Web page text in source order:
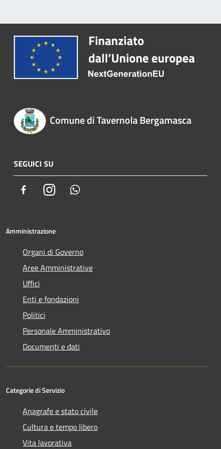
Comune di Tavernola Bergamasca
SEGUICI SU
FacebookInstagram
Amministrazione
Organi di Governo
Aree Amministrative
Uffici
Enti e fondazioni
Politici
Personale Amministrativo
Documenti e dati
Categorie di Servizio
Anagrafe e stato civile
Cultura e tempo libero
Vita lavorativa